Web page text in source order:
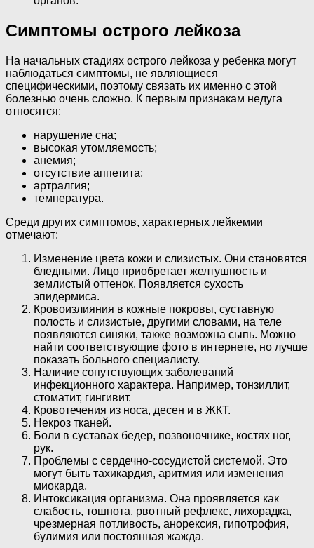
Симптомы острого лейкоза
На начальных стадиях острого лейкоза у ребенка могут
наблюдаться симптомы, не являющиеся
специфическими, поэтому связать их именно с этой
болезнью очень сложно. К первым признакам недуга
относятся:
нарушение сна;
высокая утомляемость;
анемия;
отсутствие аппетита;
артралгия;
температура.
Среди других симптомов, характерных лейкемии
отмечают:
Изменение цвета кожи и слизистых. Они становятся
бледными. Лицо приобретает желтушность и
землистый оттенок. Появляется сухость
эпидермиса.
Кровоизлияния в кожные покровы, суставную
полость и слизистые, другими словами, на теле
появляются синяки, также возможна сыпь. Можно
найти соответствующие фото в интернете, но лучше
показать больного специалисту.
Наличие сопутствующих заболеваний
инфекционного характера. Например, тонзиллит,
стоматит, гингивит.
Кровотечения из носа, десен и в ЖКТ.
Некроз тканей.
Боли в суставах бедер, позвоночнике, костях ног,
рук.
Проблемы с сердечно-сосудистой системой. Это
могут быть тахикардия, аритмия или изменения
миокарда.
Интоксикация организма. Она проявляется как
слабость, тошнота, рвотный рефлекс, лихорадка,
чрезмерная потливость, анорексия, гипотрофия,
булимия или постоянная жажда.